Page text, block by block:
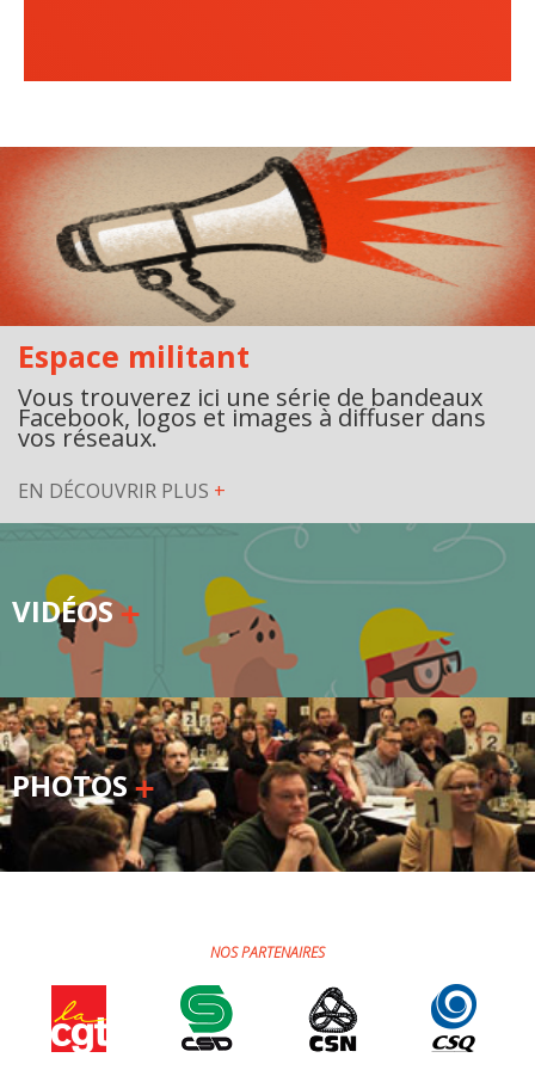
Organismes de la langue française
Francophonie internationale
Expressions et jeux de lettres
Vidéos
Revue de presse
Langue du travail
Francisation de l'Administration
Recueil de bonnes pratiques
Hébergement et restauration
Plastiques et composites
Télécommunications
Aéronautique
Métallurgie
Automobile
Ressources terminologiques
Capsules linguistiques
Espace militant
Vous trouverez ici une série de bandeaux
Facebook, logos et images à diffuser dans
vos réseaux.
EN DÉCOUVRIR PLUS +
VIDÉOS
PHOTOS
NOS PARTENAIRES